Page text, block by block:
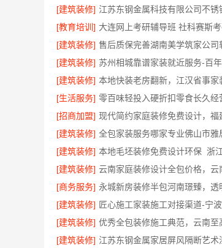
[建筑装修]
[教育培训]
[建筑装修]
[建筑装修] 苏州相城靠谱家装就近服务-百
[建筑装修] 本地快装老房翻新，江汉省事家
[生活服务] 零百味轻投入硬折扣零食长久经
[招商加盟]
[建筑装修]
[建筑装修]
[建筑装修]
[商务服务]
[建筑装修]
[建筑装修] 优秀全包装修施工典范，云南至
[建筑装修]